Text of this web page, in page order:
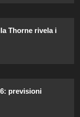
Thorne rivela i
previsioni